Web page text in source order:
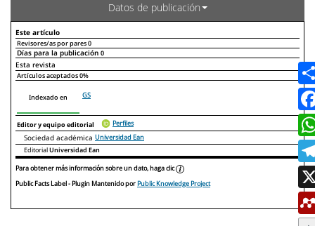
Datos de publicación
Este artículo
Revisores/as por pares0
Días para la publicación 0
Declaraciones de autoría
Esta revista
Artículos aceptados0%
Indexado en GS
Editor y equipo editorial Perfiles
Sociedad académica Universidad Ean
EditorialUniversidad Ean
Para obtener más información sobre un dato, haga clic
Public Facts Label- Plugin Mantenido por Public Knowledge Project